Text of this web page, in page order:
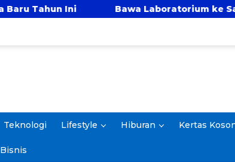
Laboratorium ke Sawah, IPB University
Teknologi Lifestyle Hiburan Kertas